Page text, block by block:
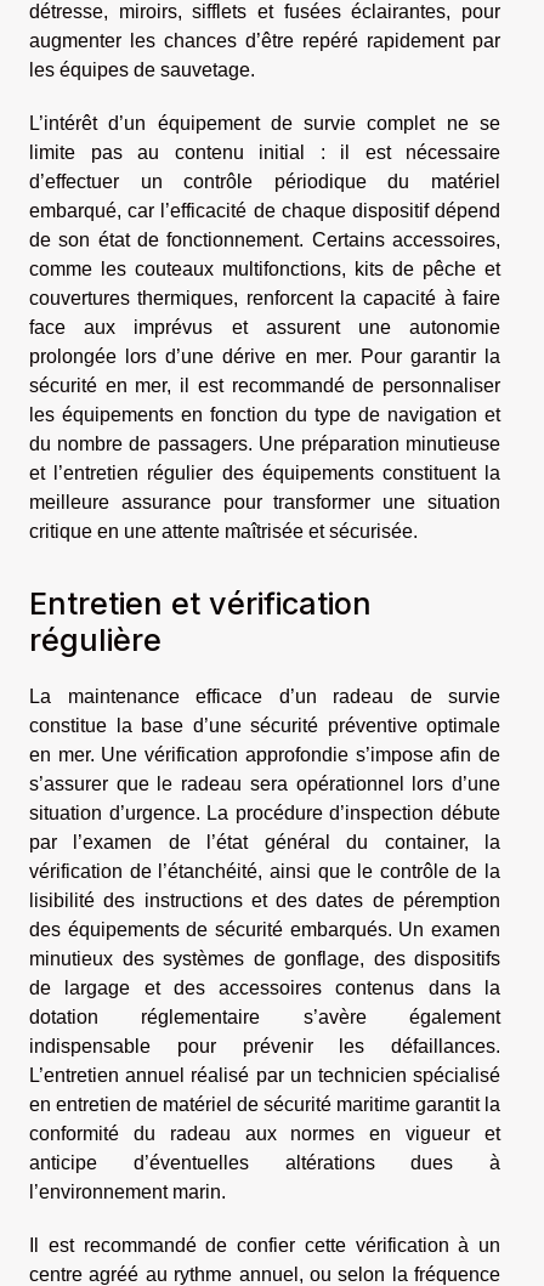
détresse, miroirs, sifflets et fusées éclairantes, pour
augmenter les chances d’être repéré rapidement par
les équipes de sauvetage.
L’intérêt d’un équipement de survie complet ne se
limite pas au contenu initial : il est nécessaire
d’effectuer un contrôle périodique du matériel
embarqué, car l’efficacité de chaque dispositif dépend
de son état de fonctionnement. Certains accessoires,
comme les couteaux multifonctions, kits de pêche et
couvertures thermiques, renforcent la capacité à faire
face aux imprévus et assurent une autonomie
prolongée lors d’une dérive en mer. Pour garantir la
sécurité en mer, il est recommandé de personnaliser
les équipements en fonction du type de navigation et
du nombre de passagers. Une préparation minutieuse
et l’entretien régulier des équipements constituent la
meilleure assurance pour transformer une situation
critique en une attente maîtrisée et sécurisée.
Entretien et vérification
régulière
La maintenance efficace d’un radeau de survie
constitue la base d’une sécurité préventive optimale
en mer. Une vérification approfondie s’impose afin de
s’assurer que le radeau sera opérationnel lors d’une
situation d’urgence. La procédure d’inspection débute
par l’examen de l’état général du container, la
vérification de l’étanchéité, ainsi que le contrôle de la
lisibilité des instructions et des dates de péremption
des équipements de sécurité embarqués. Un examen
minutieux des systèmes de gonflage, des dispositifs
de largage et des accessoires contenus dans la
dotation réglementaire s’avère également
indispensable pour prévenir les défaillances.
L’entretien annuel réalisé par un technicien spécialisé
en entretien de matériel de sécurité maritime garantit la
conformité du radeau aux normes en vigueur et
anticipe d’éventuelles altérations dues à
l’environnement marin.
Il est recommandé de confier cette vérification à un
centre agréé au rythme annuel, ou selon la fréquence